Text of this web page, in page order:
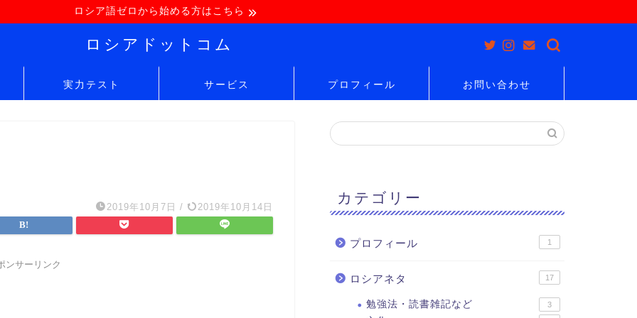
ロシア語ゼロから始める方はこちら
ロシアドットコム
実力テスト サービス プロフィール お問い合わせ
2019年10月7日 / 2019年10月14日
ンサーリンク
カテゴリー
プロフィール 1
ロシアネタ 17
勉強法・読書雑記など 3